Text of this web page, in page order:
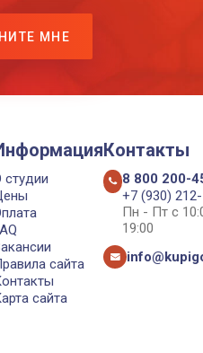
МНЕ
студии
сайта
сайта
Контакты
8 800 200-
+7 (930)
Пн - Пт с
19:00